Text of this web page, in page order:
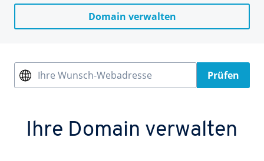
Domain verwalten
Ihre Wunsch-Webadresse Prüfen
Ihre Domain verwalten